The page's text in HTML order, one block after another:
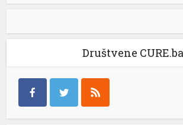
Društvene CURE.ba